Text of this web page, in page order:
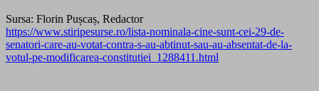
Sursa: Florin Pușcaș, Redactor
https://www.stiripesurse.ro/lista-nominala-cine-sunt-cei-29-de-
senatori-care-au-votat-contra-s-au-abtinut-sau-au-absentat-de-la-
votul-pe-modificarea-constitutiei_1288411.html